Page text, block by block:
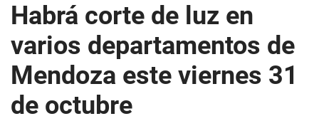
Habrá corte de luz en
varios departamentos de
Mendoza este viernes 31
de octubre